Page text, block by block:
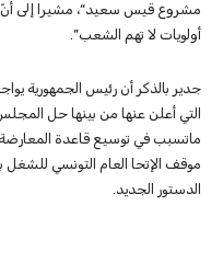
مشروع قيس سعيد“، مشيرا إلى
أولويات لا تهم الشعب”.
جدير بالذكر أن رئيس الجمهورية
ماتسبب في توسيع قاعدة
موقف الإتحا العام التونسي
الدستور الجديد.